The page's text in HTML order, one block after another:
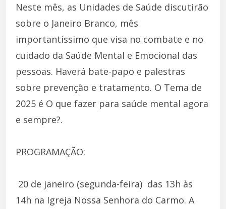
Neste mês, as Unidades de Saúde discutirão
sobre o Janeiro Branco, mês
importantíssimo que visa no combate e no
cuidado da Saúde Mental e Emocional das
pessoas. Haverá bate-papo e palestras
sobre prevenção e tratamento. O Tema de
2025 é O que fazer para saúde mental agora
e sempre?.
PROGRAMAÇÃO:
 20 de janeiro (segunda-feira)  das 13h às
14h na Igreja Nossa Senhora do Carmo. A